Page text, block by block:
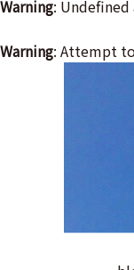
Warning: Undefined
Warning: Attempt